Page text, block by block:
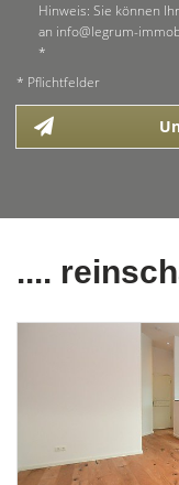
Hinweis: Sie können
an info@legrum-
*
* Pflichtfelder
....